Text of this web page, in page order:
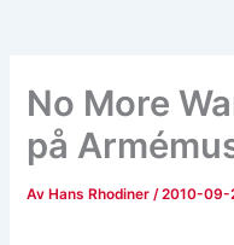
No More
på
Av Hans Rhodiner/2010-09-